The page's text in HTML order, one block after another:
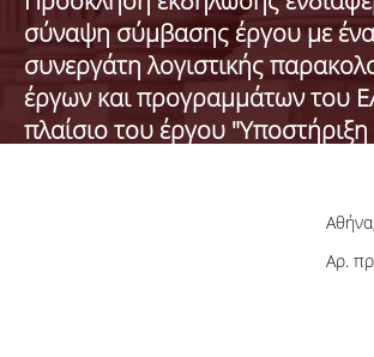
σύναψη σύμβασης έργου με
συνεργάτη λογιστικής
έργων και προγραμμάτων του
πλαίσιο του έργου
Αρ.